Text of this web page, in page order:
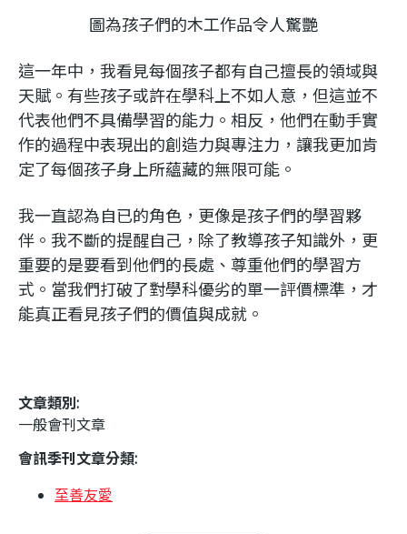
圖為孩子們的木工作品令人驚艷
這一年中，我看見每個孩子都有自己擅長的領域與
天賦。有些孩子或許在學科上不如人意，但這並不
代表他們不具備學習的能力。相反，他們在動手實
作的過程中表現出的創造力與專注力，讓我更加肯
定了每個孩子身上所蘊藏的無限可能。
我一直認為自已的角色，更像是孩子們的學習夥
伴。我不斷的提醒自己，除了教導孩子知識外，更
重要的是要看到他們的長處、尊重他們的學習方
式。當我們打破了對學科優劣的單一評價標準，才
能真正看見孩子們的價值與成就。
文章類別:
一般會刊文章
會訊季刊文章分類:
至善友愛